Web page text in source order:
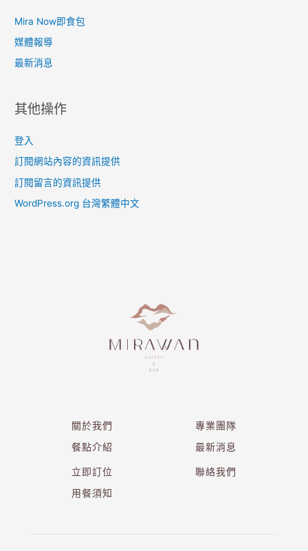
Mira Now即食包
媒體報導
最新消息
其他操作
登入
訂閱網站內容的資訊提供
訂閱留言的資訊提供
WordPress.org 台灣繁體中文
關於我們
餐點介紹
專業團隊
最新消息
立即訂位
用餐須知
聯絡我們